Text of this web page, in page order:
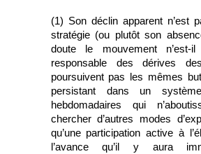
(1) Son déclin apparent n’est
stratégie (ou plutôt son
doute le mouvement n’est-
responsable des dérives
poursuivent pas les mêmes
persistant dans un
hebdomadaires qui
chercher d’autres modes
qu’une participation active à
l’avance qu’il y aura